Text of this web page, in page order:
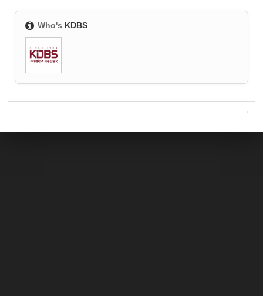
Who's KDBS